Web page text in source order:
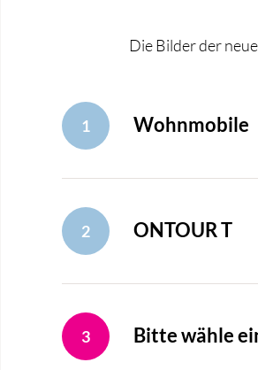
Die Bilder der
1 Wohnmobile
2 ONTOUR T
3 Bitte wähle